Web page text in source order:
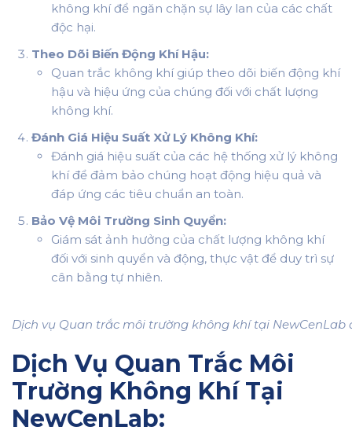
không khí để ngăn chặn sự lây lan của các chất
độc hại.
Theo Dõi Biến Động Khí Hậu:
Quan trắc không khí giúp theo dõi biến động khí
hậu và hiệu ứng của chúng đối với chất lượng
không khí.
Đánh Giá Hiệu Suất Xử Lý Không Khí:
Đánh giá hiệu suất của các hệ thống xử lý không
khí để đảm bảo chúng hoạt động hiệu quả và
đáp ứng các tiêu chuẩn an toàn.
Bảo Vệ Môi Trường Sinh Quyển:
Giám sát ảnh hưởng của chất lượng không khí
đối với sinh quyển và động, thực vật để duy trì sự
cân bằng tự nhiên.
Dịch vụ Quan trắc môi trường không khí tại
Dịch Vụ Quan Trắc Môi
Trường Không Khí Tại
NewCenLab: